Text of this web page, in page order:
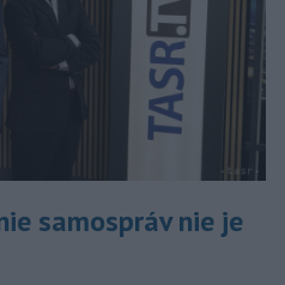
samospráv nie je